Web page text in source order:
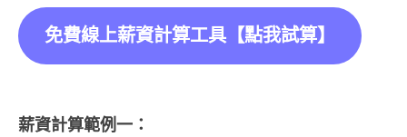
免費線上薪資計算工具【點我試算】
薪資計算範例一：